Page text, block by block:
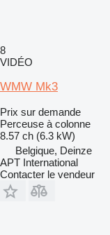
8
VIDÉO
WMW Mk3
Prix sur demande
Perceuse à colonne
8.57 ch (6.3 kW)
Belgique, Deinze
APT International
Contacter le vendeur